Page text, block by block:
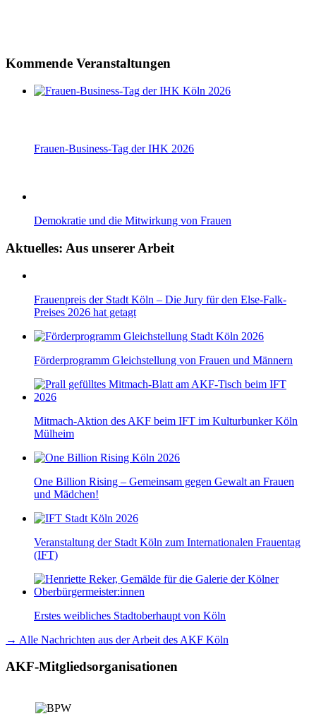
Kommende Veranstaltungen
Frauen-Business-Tag der IHK 2026
Demokratie und die Mitwirkung von Frauen
Aktuelles: Aus unserer Arbeit
Frauenpreis der Stadt Köln – Die Jury für den Else-Falk-
Preises 2026 hat getagt
Förderprogramm Gleichstellung von Frauen und Männern
Mitmach-Aktion des AKF beim IFT im Kulturbunker Köln
Mülheim
One Billion Rising – Gemeinsam gegen Gewalt an Frauen
und Mädchen!
Veranstaltung der Stadt Köln zum Internationalen Frauentag
(IFT)
Erstes weibliches Stadtoberhaupt von Köln
→ Alle Nachrichten aus der Arbeit des AKF Köln
AKF-Mitgliedsorganisationen